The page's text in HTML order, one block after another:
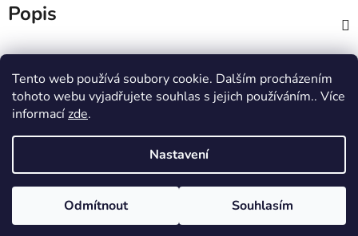
Tento web používá soubory cookie. Dalším procházením
tohoto webu vyjadřujete souhlas s jejich používáním.. Více
informacízde.
Nastavení
Odmítnout Souhlasím
Popis
MTWorkout Fitness prcek
Centrum environmentální výchovy Stolístek
Vytvořil Shoptet
Copyright 2026sportjezek.cz. Všechna práva vyhrazena.